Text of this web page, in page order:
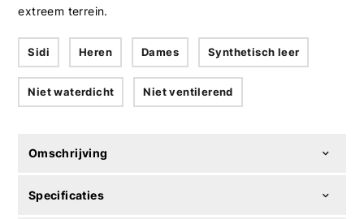
extreem terrein.
Sidi Heren Dames Synthetisch leer
Niet waterdicht Niet ventilerend
Omschrijving
Specificaties